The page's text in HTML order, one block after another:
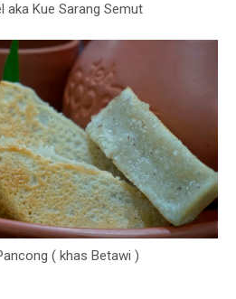
aka Kue Sarang Semut
( khas Betawi )